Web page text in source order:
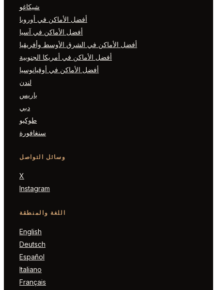
شيكاغو
أفضل الأماكن في أوروبا
أفضل الأماكن في آسيا
أفضل الأماكن في الشرق الأوسط وأفريقيا
أفضل الأماكن في أمريكا الجنوبية
أفضل الأماكن في أوقيانوسيا
لندن
باريس
دبي
طوكيو
سنغافورة
وسائل التواصل
X
Instagram
اللغة والمنطقة
English
Deutsch
Español
Italiano
Français